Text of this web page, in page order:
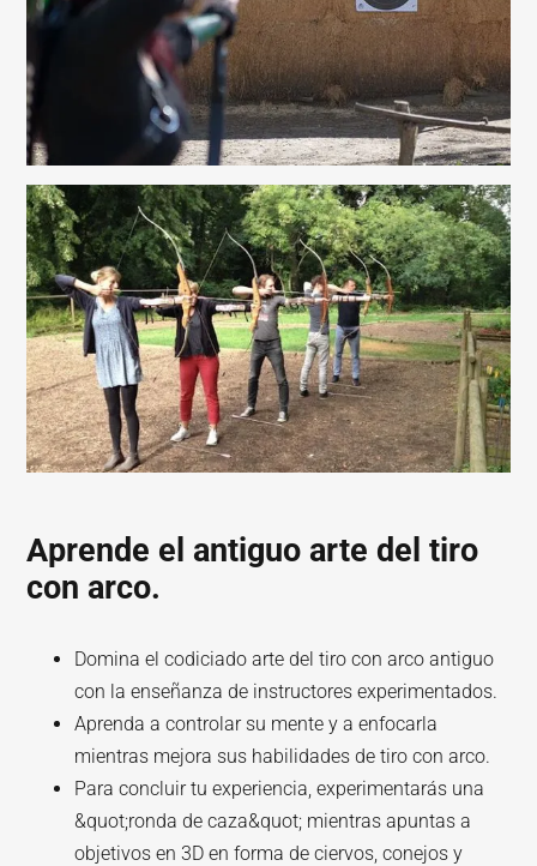
Aprende el antiguo arte del tiro
con arco.
Domina el codiciado arte del tiro con arco antiguo
con la enseñanza de instructores experimentados.
Aprenda a controlar su mente y a enfocarla
mientras mejora sus habilidades de tiro con arco.
Para concluir tu experiencia, experimentarás una
&quot;ronda de caza&quot; mientras apuntas a
objetivos en 3D en forma de ciervos, conejos y